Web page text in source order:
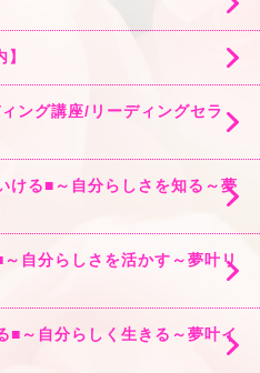
ング講座/リーディングセラ
ける■～自分らしさを知る～夢
自分らしさを活かす～夢叶リ
■～自分らしく生きる～夢叶イ